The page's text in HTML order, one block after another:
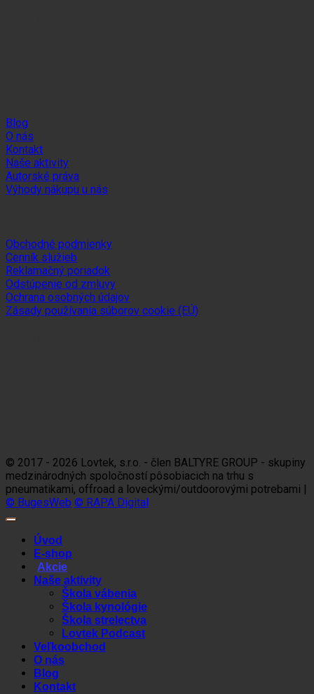
Blog
O nás
Kontakt
Naše aktivity
Autorské práva
Výhody nákupu u nás
Obchodné podmienky
Cenník služieb
Reklamačný poriadok
Odstúpenie od zmluvy
Ochrana osobných údajov
Zásady používania súborov cookie (EÚ)
© 2017 - 2026 Lovtek, s.r.o. - člen BALTYRE GROUP - skupiny
medzinárodných spoločností pôsobiacich na trhu s
pneumatikami, offroad a loveckými/outdoorovými potrebami |
© BugesWeb © RAPA Digital
Úvod
E-shop
Akcie
Naše aktivity
Škola vábenia
Škola kynológie
Škola strelectva
Lovtek Podcast
Veľkoobchod
O nás
Blog
Kontakt